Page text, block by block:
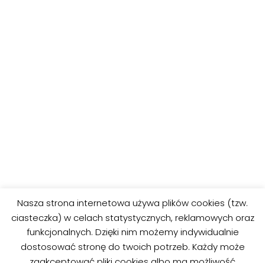
Kolorowanki ze
zwierzętami 35
Kolorowanki ze
zwierzętami 37
Nasza strona internetowa używa plików cookies (tzw.
ciasteczka) w celach statystycznych, reklamowych oraz
funkcjonalnych. Dzięki nim możemy indywidualnie
dostosować stronę do twoich potrzeb. Każdy może